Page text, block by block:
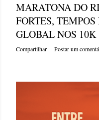
MARATONA DO
FORTES,
GLOBAL NOS 10K
Compartilhar Postar um